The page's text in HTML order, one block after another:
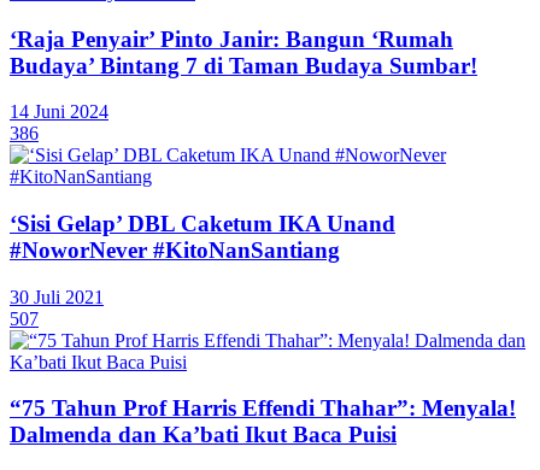
‘Raja Penyair’ Pinto Janir: Bangun ‘Rumah
Budaya’ Bintang 7 di Taman Budaya Sumbar!
14 Juni 2024
386
‘Sisi Gelap’ DBL Caketum IKA Unand
#NoworNever #KitoNanSantiang
30 Juli 2021
507
“75 Tahun Prof Harris Effendi Thahar”: Menyala!
Dalmenda dan Ka’bati Ikut Baca Puisi